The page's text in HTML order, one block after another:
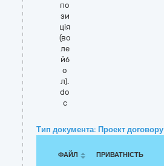
по
зи
ція
(во
ле
йб
о
л).
do
c
Тип документа: Проект договору
ФАЙЛ ПРИВАТНІСТЬ